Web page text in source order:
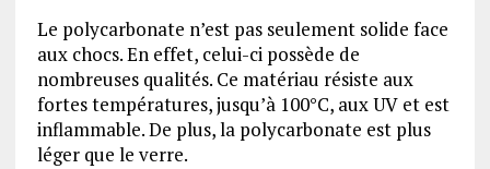
Le polycarbonate n’est pas seulement solide face
aux chocs. En effet, celui-ci possède de
nombreuses qualités. Ce matériau résiste aux
fortes températures, jusqu’à 100°C, aux UV et est
inflammable. De plus, la polycarbonate est plus
léger que le verre.